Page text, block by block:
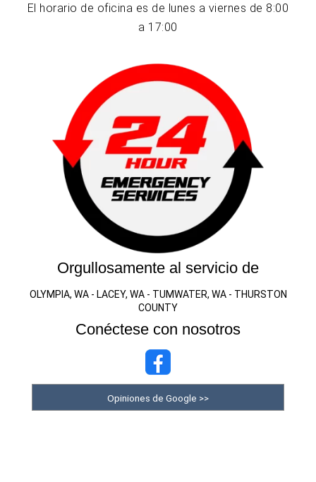
El horario de oficina es de lunes a viernes de 8:00
a 17:00
Orgullosamente al servicio de
OLYMPIA, WA - LACEY, WA - TUMWATER, WA - THURSTON
COUNTY
Conéctese con nosotros
Opiniones de Google >>